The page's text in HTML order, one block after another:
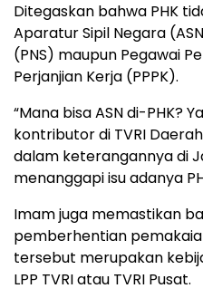
Ditegaskan bahwa PHK
Aparatur Sipil Negara
(PNS) maupun Pegawai
Perjanjian Kerja (PPPK).
“Mana bisa ASN di-PHK?
kontributor di TVRI
dalam keterangannya di
menanggapi isu adanya
Imam juga memastikan
pemberhentian
tersebut merupakan
LPP TVRI atau TVRI Pusat.